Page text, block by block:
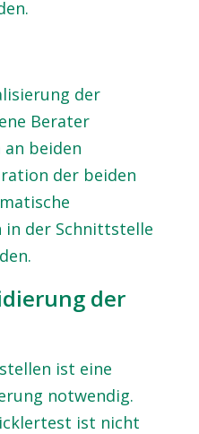
der
Berater
beiden
der beiden
in der Schnittstelle
der
ist eine
notwendig.
ist nicht